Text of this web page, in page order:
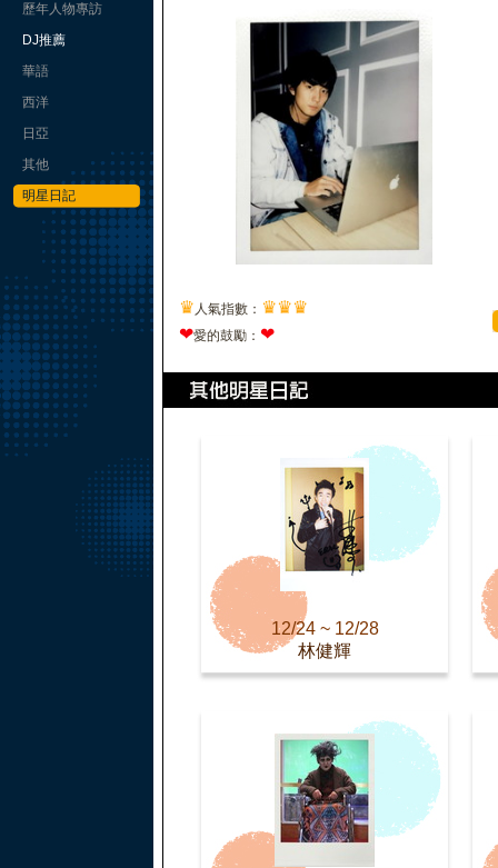
歷年人物專訪
DJ推薦
華語
西洋
日亞
其他
明星日記
♛ 人氣指數： ♛♛♛
❤愛的鼓勵： ❤
12/24 ~ 12/28
林健輝